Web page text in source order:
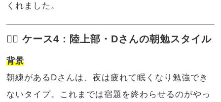
くれました。
🏃‍♀️ ケース4：陸上部・Dさんの朝勉スタイル
背景
朝練があるDさんは、夜は疲れて眠くなり勉強でき
ないタイプ。これまでは宿題を終わらせるのがやっ